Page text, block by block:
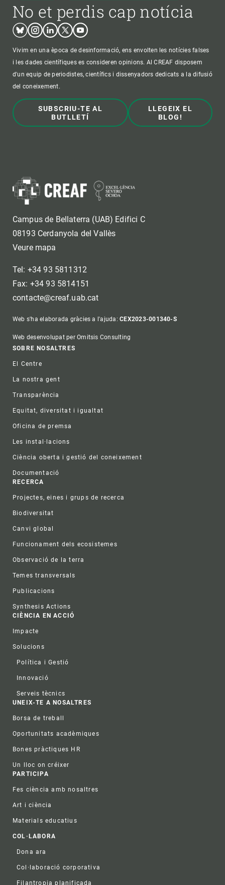
No et perdis cap notícia
BlueskyInstagram
LinkedinTwitterYoutube
Vivim en una època de desinformació, ens envolten les notícies falses
i les dades científiques es consideren opinions. Al CREAF disposem
d'un equip de periodistes, científics i dissenyadors dedicats a la difusió
del coneixement.
SUBSCRIU-TE AL
BUTLLETÍ
LLEGEIX EL
BLOG!
Campus de Bellaterra (UAB) Edifici C
08193 Cerdanyola del Vallès
Veure mapa
Tel: +34 93 5811312
Fax: +34 93 5814151
contacte@creaf.uab.cat
Web s'ha elaborada gràcies a l'ajuda:CEX2023-001340-S
Web desenvolupat per Omitsis Consulting
Footer
SOBRE NOSALTRES
El Centre
La nostra gent
Transparència
Equitat, diversitat i igualtat
Oficina de premsa
Les instal·lacions
Ciència oberta i gestió del coneixement
Documentació
RECERCA
Projectes, eines i grups de recerca
Biodiversitat
Canvi global
Funcionament dels ecosistemes
Observació de la terra
Temes transversals
Publicacions
Synthesis Actions
CIÈNCIA EN ACCIÓ
Impacte
Solucions
Política i Gestió
Innovació
Serveis tècnics
UNEIX-TE A NOSALTRES
Borsa de treball
Oportunitats acadèmiques
Bones pràctiques HR
Un lloc on créixer
PARTICIPA
Fes ciència amb nosaltres
Art i ciència
Materials educatius
COL·LABORA
Dona ara
Col·laboració corporativa
Filantropia planificada